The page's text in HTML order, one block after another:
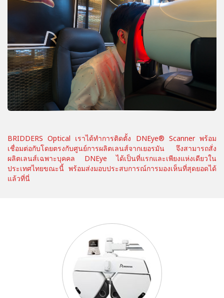
BRIDDERS Optical เราได้ทำการติดตั้ง DNEye® Scanner พร้อม
เชื่อมต่อกับโดยตรงกับศูนย์การผลิตเลนส์จากเยอรมัน จึงสามารถสั่ง
ผลิตเลนส์เฉพาะบุคคล DNEye ได้เป็นที่แรกและเพียงแห่งเดียวใน
ประเทศไทยขณะนี้ พร้อมส่งมอบประสบการณ์การมองเห็นที่สุดยอดได้
แล้วที่นี่